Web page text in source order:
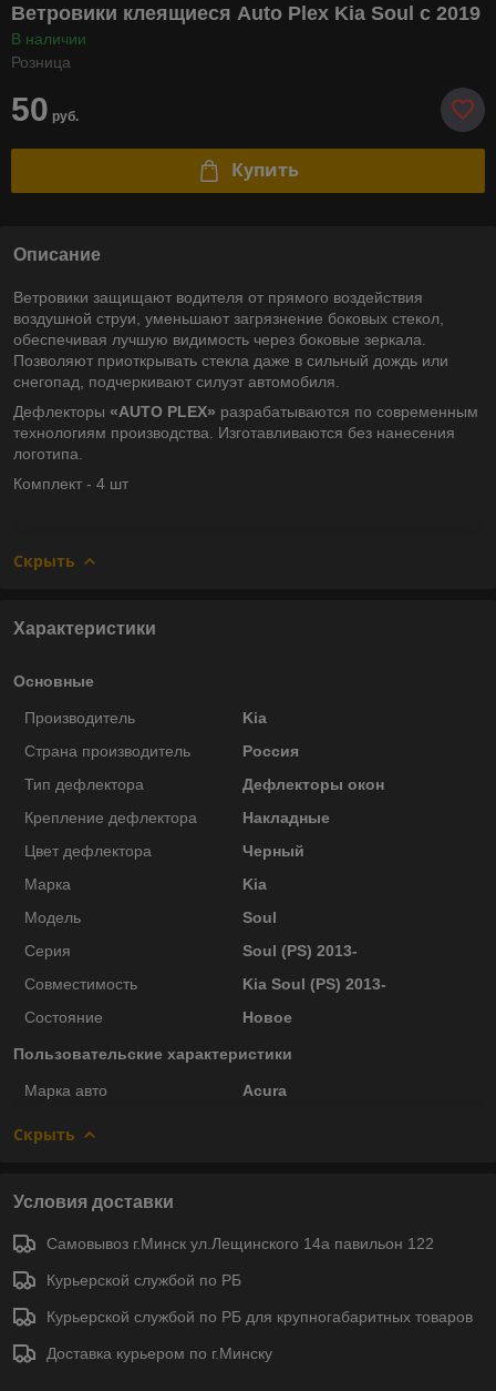
Ветровики клеящиеся Auto Plex Kia Soul с 2019
В наличии
Розница
50 руб.
Купить
Описание
Ветровики защищают водителя от прямого воздействия
воздушной струи, уменьшают загрязнение боковых стекол,
обеспечивая лучшую видимость через боковые зеркала.
Позволяют приоткрывать стекла даже в сильный дождь или
снегопад, подчеркивают силуэт автомобиля.
Дефлекторы «AUTO PLEX» разрабатываются по современным
технологиям производства.
Изготавливаются без нанесения
логотипа.
Комплект - 4 шт
Скрыть
Характеристики
Основные
Производитель
Kia
Страна производитель
Россия
Тип дефлектора
Дефлекторы окон
Крепление дефлектора
Накладные
Цвет дефлектора
Черный
Марка
Kia
Модель
Soul
Серия
Soul (PS) 2013-
Совместимость
Kia Soul (PS) 2013-
Состояние
Новое
Пользовательские характеристики
Марка авто Acura
Скрыть
Условия доставки
Самовывоз г.Минск ул.Лещинского 14а павильон 122
Курьерской службой по РБ
Курьерской службой по РБ для крупногабаритных товаров
Доставка курьером по г.Минску